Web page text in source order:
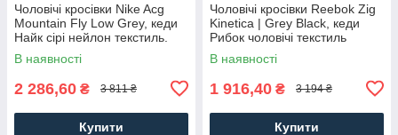
Чоловічі кросівки Nike Acg
Mountain Fly Low Grey, кеди
Найк сірі нейлон текстиль.
Чоловіче взуття
В наявності
2 286,60 ₴ 3 811 ₴
Купити
Чоловічі кросівки Reebok Zig
Kinetica | Grey Black, кеди
Рибок чоловічі текстиль
нейлон сірі. Чоловіче взуття
В наявності
1 916,40 ₴ 3 194 ₴
Купити